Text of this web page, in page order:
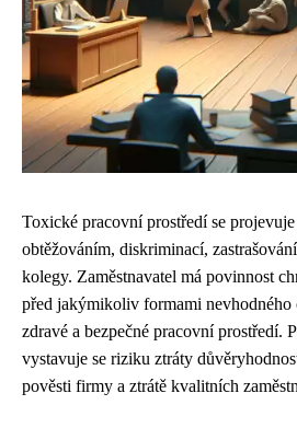
Toxické pracovní prostředí se
obtěžováním, diskriminací,
kolegy. Zaměstnavatel má povinnost
před jakýmikoliv formami nevhodného
zdravé a bezpečné pracovní prostředí.
vystavuje se riziku ztráty
pověsti firmy a ztrátě kvalitních